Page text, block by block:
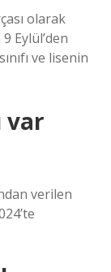
olarak
Eylül’den
ve lisenin
var
verilen